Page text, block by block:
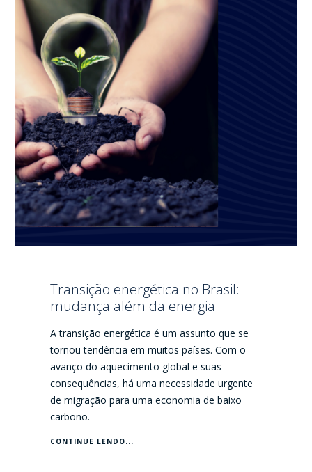
Transição energética no Brasil:
mudança além da energia
A transição energética é um assunto que se
tornou tendência em muitos países. Com o
avanço do aquecimento global e suas
consequências, há uma necessidade urgente
de migração para uma economia de baixo
carbono.
CONTINUE LENDO...